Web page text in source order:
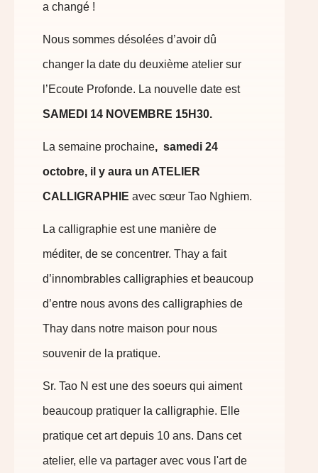
a changé !
Nous sommes désolées d’avoir dû
changer la date du deuxième atelier sur
l’Ecoute Profonde. La nouvelle date est
SAMEDI 14 NOVEMBRE 15H30.
La semaine prochaine, samedi 24
octobre, il y aura un ATELIER
CALLIGRAPHIE avec sœur Tao Nghiem.
La calligraphie est une manière de
méditer, de se concentrer. Thay a fait
d’innombrables calligraphies et beaucoup
d’entre nous avons des calligraphies de
Thay dans notre maison pour nous
souvenir de la pratique.
Sr. Tao N est une des soeurs qui aiment
beaucoup pratiquer la calligraphie. Elle
pratique cet art depuis 10 ans. Dans cet
atelier, elle va partager avec vous l'art de